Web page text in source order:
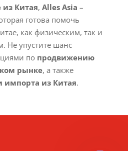
из Китая, Alles Asia –
готова помочь
как физическим, так и
Не упустите шанс
по продвижению
рынке, а также
импорта из Китая.